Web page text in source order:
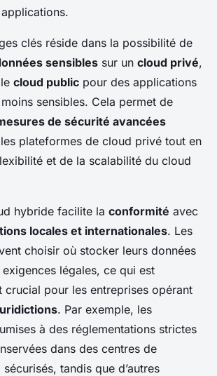
clés réside dans la possibilité de
sensibles sur un cloud privé,
cloud public pour des applications
sensibles. Cela permet de
de sécurité avancées
plateformes de cloud privé tout en
et de la scalabilité du cloud
hybride facilite la conformité avec
locales et internationales. Les
choisir où stocker leurs données
légales, ce qui est
crucial pour les entreprises opérant
. Par exemple, les
à des réglementations strictes
dans des centres de
tandis que d’autres